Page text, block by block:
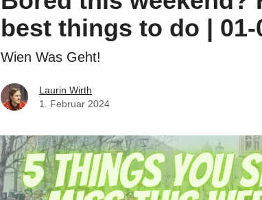
best things to do | 01-
Wien Was Geht!
Laurin Wirth
1. Februar 2024